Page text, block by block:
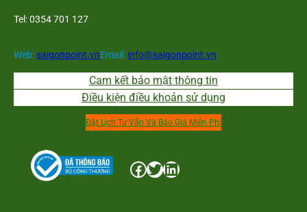
Tel: 0354 701 127
Web:saigonpoint.vnEmail: info@saigonpoint.vn
Cam kết bảo mật thông tin
Điều kiện điều khoản sử dụng
Đặt Lịch Tư Vấn Và Báo Giá Miễn Phí
Facebook Twitter LinkedIn